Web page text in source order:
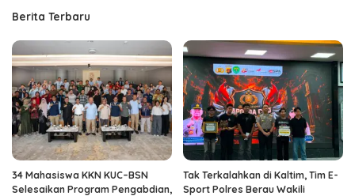
Berita Terbaru
34 Mahasiswa KKN KUC–BSN
Selesaikan Program Pengabdian,
Tak Terkalahkan di Kaltim, Tim E-
Sport Polres Berau Wakili